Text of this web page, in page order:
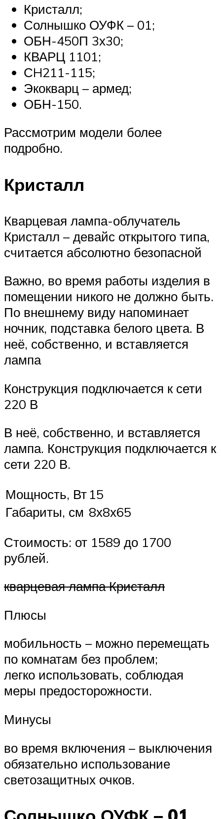
Кристалл;
Солнышко ОУФК – 01;
ОБН-450П 3х30;
КВАРЦ 1101;
СH211-115;
Экокварц – армед;
ОБН-150.
Рассмотрим модели более
подробно.
Кристалл
Кварцевая лампа-облучатель
Кристалл – девайс открытого типа,
считается абсолютно безопасной
Важно, во время работы изделия в
помещении никого не должно быть.
По внешнему виду напоминает
ночник, подставка белого цвета. В
неё, собственно, и вставляется
лампа
Конструкция подключается к сети
220 В
В неё, собственно, и вставляется
лампа. Конструкция подключается к
сети 220 В.
Мощность, Вт 15
Габариты, см 8х8х65
Стоимость: от 1589 до 1700
рублей.
кварцевая лампа Кристалл
Плюсы
мобильность – можно перемещать
по комнатам без проблем;
легко использовать, соблюдая
меры предосторожности.
Минусы
во время включения – выключения
обязательно использование
светозащитных очков.